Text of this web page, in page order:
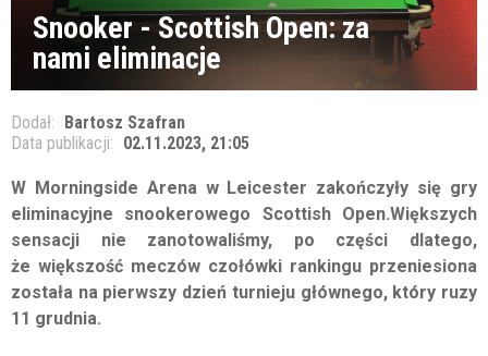
Snooker - Scottish Open: za
nami eliminacje
Dodał: Bartosz Szafran
Data publikacji: 02.11.2023, 21:05
W Morningside Arena w Leicester zakończyły się gry
eliminacyjne snookerowego Scottish Open.Większych
sensacji nie zanotowaliśmy, po części dlatego,
że większość meczów czołówki rankingu przeniesiona
została na pierwszy dzień turnieju głównego, który ruzy
11 grudnia.